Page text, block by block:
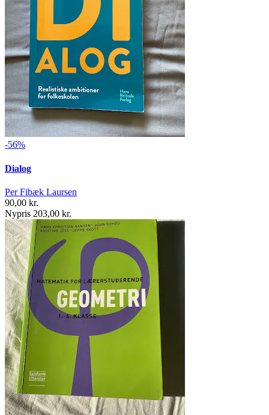
-56%
Dialog
Per Fibæk Laursen
90,00 kr.
Nypris 203,00 kr.